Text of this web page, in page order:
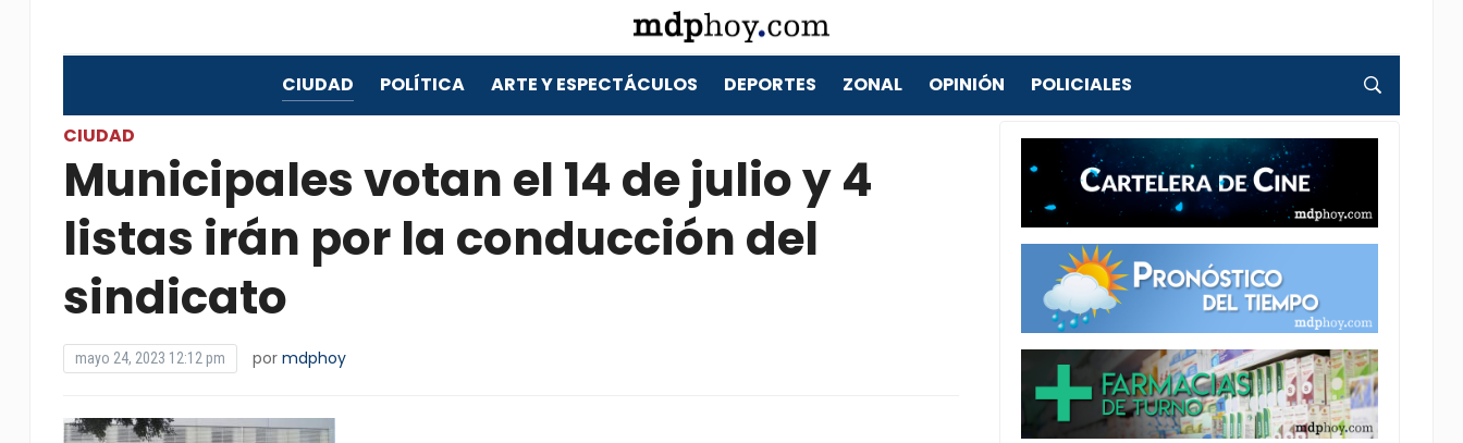
CIUDAD POLÍTICA ARTE Y ESPECTÁCULOS DEPORTES ZONAL OPINIÓN POLICIALES
CIUDAD
Municipales votan el 14 de julio y 4
listas irán por la conducción del
sindicato
mayo 24, 2023 12:12 pm por mdphoy